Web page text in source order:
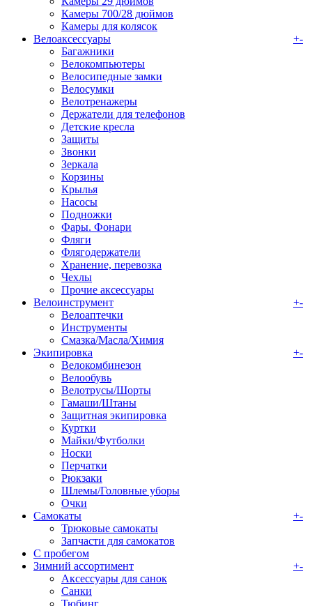
Камеры 700/28 дюймов
Камеры для колясок
Велоаксессуары
+-
Багажники
Велокомпьютеры
Велосипедные замки
Велосумки
Велотренажеры
Держатели для телефонов
Детские кресла
Защиты
Звонки
Зеркала
Корзины
Крылья
Насосы
Подножки
Фары. Фонари
Фляги
Флягодержатели
Хранение, перевозка
Чехлы
Прочие аксессуары
Велоинструмент
+-
Велоаптечки
Инструменты
Смазка/Масла/Химия
Экипировка
+-
Велокомбинезон
Велообувь
Велотрусы/Шорты
Гамаши/Штаны
Защитная экипировка
Куртки
Майки/Футболки
Носки
Перчатки
Рюкзаки
Шлемы/Головные уборы
Очки
Самокаты
+-
Трюковые самокаты
Запчасти для самокатов
С пробегом
Зимний ассортимент
+-
Аксессуары для санок
Санки
Тюбинг